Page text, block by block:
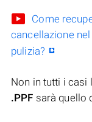
Come
cancellazione
pulizia?
Non in tutti i casi
.PPF sarà quello